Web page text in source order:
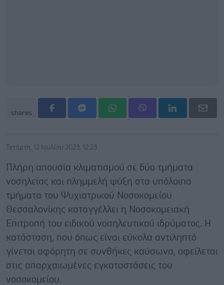
shares
Τετάρτη, 12 Ιουλίου 2023, 12:23
Πλήρη απουσία κλιματισμού σε δύο τμήματα
νοσηλείας και πλημμελή ψύξη στα υπόλοιπα
τμήματα του Ψυχιατρικού Νοσοκομείου
Θεσσαλονίκης καταγγέλλει η Νοσοκομειακή
Επιτροπή του ειδικού νοσηλευτικού ιδρύματος. Η
κατάσταση, που όπως είναι εύκολα αντιληπτό
γίνεται αφόρητη σε συνθήκες καύσωνα, οφείλεται
στις απαρχαιωμένες εγκαταστάσεις του
νοσοκομείου.